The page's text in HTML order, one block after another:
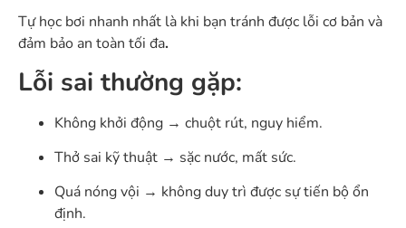
Tự học bơi nhanh nhất là khi bạn tránh được lỗi cơ bản và
đảm bảo an toàn tối đa.
Lỗi sai thường gặp:
Không khởi động → chuột rút, nguy hiểm.
Thở sai kỹ thuật → sặc nước, mất sức.
Quá nóng vội → không duy trì được sự tiến bộ ổn
định.